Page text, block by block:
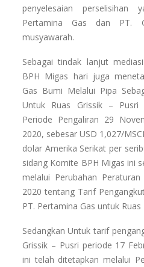
penyelesaian
Pertamina Gas dan PT.
musyawarah.
Sebagai tindak lanjut
BPH Migas hari juga
Gas Bumi Melalui Pipa
Untuk Ruas Grissik –
Periode Pengaliran 29
2020, sebesar USD 1,027/
dolar Amerika Serikat per
sidang Komite BPH Migas ini
melalui Perubahan
2020 tentang Tarif
PT. Pertamina Gas untuk
Sedangkan Untuk tarif
Grissik – Pusri periode 17
ini telah ditetapkan melalui